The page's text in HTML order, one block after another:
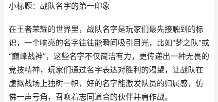
小标题：战队名字的第一印象
在王者荣耀的世界里，战队名字是玩家们最先接触到的标
识，一个响亮的名字往往能瞬间吸引目光，比如“梦之队”或
“巅峰战神”，这些名字不仅简洁有力，更传递出一种无畏的
竞技精神，玩家们通过名字表达对胜利的渴望，让战队在
虚拟战场上独树一帜，好的名字能激发队员的归属感，仿
佛一声号角，召唤着志同道合的伙伴并肩作战。